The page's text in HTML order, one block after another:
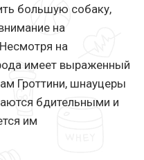
большую собаку,
на
Несмотря на
имеет выраженный
Гроттини, шнауцеры
бдительными и
им